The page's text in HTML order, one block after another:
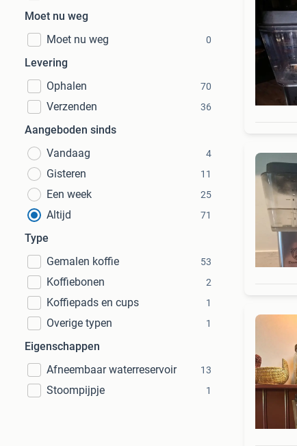
Moet nu weg
Moet nu weg
0
Levering
Ophalen
70
Verzenden 36
Aangeboden sinds
Vandaag
4
Gisteren 11
Een week 25
Altijd 71
Type
Gemalen koffie
53
Koffiebonen 2
Koffiepads en cups 1
Overige typen 1
Eigenschappen
Afneembaar waterreservoir
13
Stoompijpje 1